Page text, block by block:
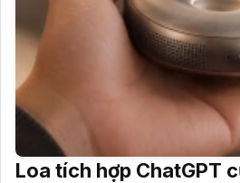
Loa tích hợp ChatGPT